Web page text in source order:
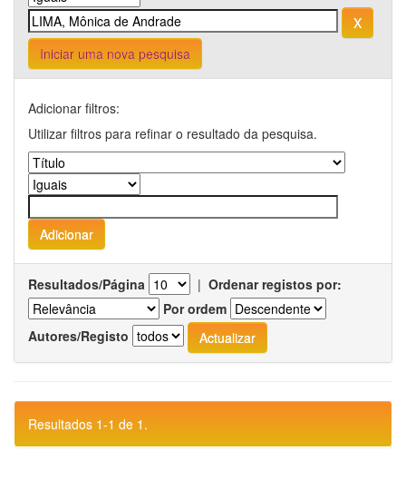
Iniciar uma nova pesquisa
Adicionar filtros:
Utilizar filtros para refinar o resultado da pesquisa.
Resultados/Página | Ordenar registos por:
Por ordem
Autores/Registo
Resultados 1-1 de 1.